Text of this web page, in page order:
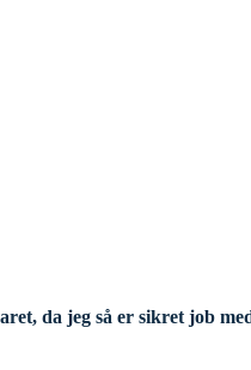
da jeg så er sikret job